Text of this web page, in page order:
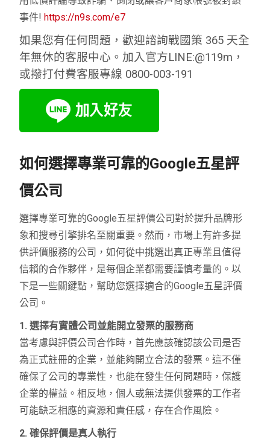
事件!https://n9s.com/e7
如果您有任何問題，歡迎諮詢戰國策 365 天全
年無休的客服中心。加入官方LINE:@119m，
或撥打付費客服專線 0800-003-191
如何選擇專業可靠的Google五星評
價公司
選擇專業可靠的Google五星評價公司對於提升品牌形
象和搜尋引擎排名至關重要。然而，市場上有許多提
供評價服務的公司，如何從中挑選出真正專業且值得
信賴的合作夥伴，是每個企業都需要謹慎考量的。以
下是一些關鍵點，幫助您選擇適合的Google五星評價
公司。
1. 選擇有實體公司並能開立發票的服務商
當考慮與評價公司合作時，首先應該確認該公司是否
為正式註冊的企業，並能夠開立合法的發票。這不僅
確保了公司的專業性，也能在發生任何問題時，保護
企業的權益。相反地，個人或無法提供發票的工作者
可能缺乏相應的資源和責任感，存在合作風險。
2. 確保評價是真人執行